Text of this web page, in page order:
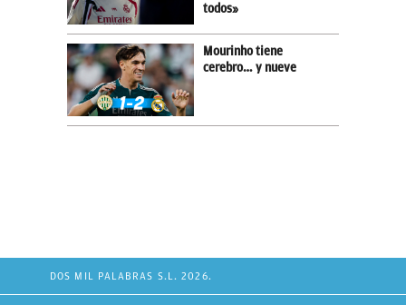
todos»
Mourinho tiene
cerebro… y nueve
DOS MIL PALABRAS S.L. 2026.